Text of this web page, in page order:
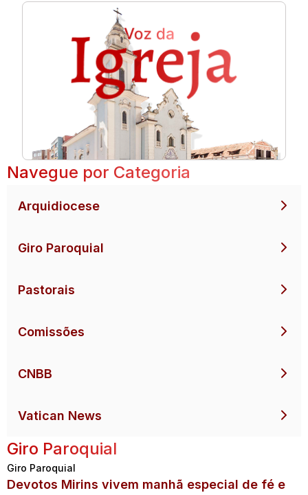
Navegue por Categoria
Arquidiocese
Giro Paroquial
Pastorais
Comissões
CNBB
Vatican News
Giro Paroquial
Giro Paroquial
Devotos Mirins vivem manhã especial de fé e